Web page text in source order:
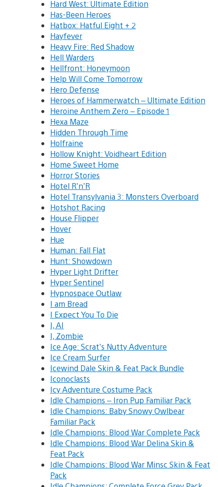
Hard West: Ultimate Edition
Has-Been Heroes
Hatbox: Hatful Eight + 2
Hayfever
Heavy Fire: Red Shadow
Hell Warders
Hellfront: Honeymoon
Help Will Come Tomorrow
Hero Defense
Heroes of Hammerwatch – Ultimate Edition
Heroine Anthem Zero – Episode 1
Hexa Maze
Hidden Through Time
Holfraine
Hollow Knight: Voidheart Edition
Home Sweet Home
Horror Stories
Hotel R’n’R
Hotel Transylvania 3: Monsters Overboard
Hotshot Racing
House Flipper
Hover
Hue
Human: Fall Flat
Hunt: Showdown
Hyper Light Drifter
Hyper Sentinel
Hypnospace Outlaw
I am Bread
I Expect You To Die
I, AI
I, Zombie
Ice Age: Scrat’s Nutty Adventure
Ice Cream Surfer
Icewind Dale Skin & Feat Pack Bundle
Iconoclasts
Icy Adventure Costume Pack
Idle Champions – Iron Pup Familiar Pack
Idle Champions: Baby Snowy Owlbear
Familiar Pack
Idle Champions: Blood War Complete Pack
Idle Champions: Blood War Delina Skin &
Feat Pack
Idle Champions: Blood War Minsc Skin & Feat
Pack